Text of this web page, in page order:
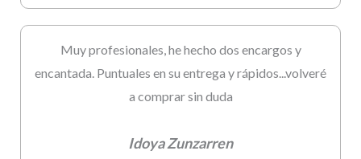
Muy profesionales, he hecho dos encargos y
encantada. Puntuales en su entrega y rápidos...volveré
a comprar sin duda
Idoya Zunzarren